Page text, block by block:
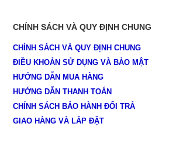
CHÍNH SÁCH VÀ QUY ĐỊNH CHUNG
CHÍNH SÁCH VÀ QUY ĐỊNH CHUNG
ĐIỀU KHOẢN SỬ DỤNG VÀ BẢO MẬT
HƯỚNG DẪN MUA HÀNG
HƯỚNG DẪN THANH TOÁN
CHÍNH SÁCH BẢO HÀNH ĐỔI TRẢ
GIAO HÀNG VÀ LẮP ĐẶT